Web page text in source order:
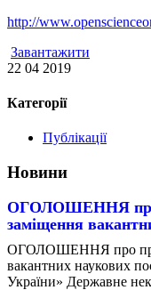
http://
Завантажити
22 04 2019
Категорії
Публікації
Новини
ОГОЛОШЕННЯ про
заміщення
ОГОЛОШЕННЯ про
вакантних наукових
України» Державне